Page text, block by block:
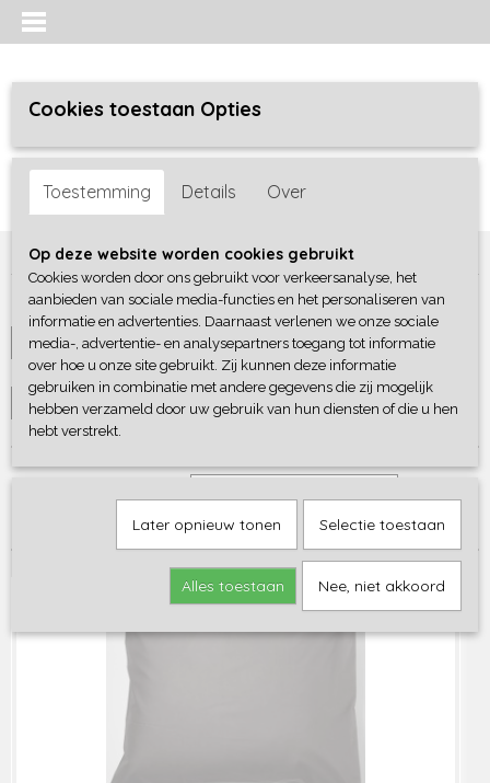
Inloggen Registreren
Home >Bedtextiel> Kussenslopen
Maat
Selecteer 1 of meerdere
opties
Merk
Selecteer 1 of meerdere
opties
Cookies toestaan Opties
Toestemming Details Over
Op deze website worden cookies gebruikt
Cookies worden door ons gebruikt voor verkeersanalyse, het
aanbieden van sociale media-functies en het personaliseren van
informatie en advertenties. Daarnaast verlenen we onze sociale
media-, advertentie- en analysepartners toegang tot informatie
over hoe u onze site gebruikt. Zij kunnen deze informatie
gebruiken in combinatie met andere gegevens die zij mogelijk
hebben verzameld door uw gebruik van hun diensten of die u hen
hebt verstrekt.
Later opnieuw tonen Selectie toestaan
Alles toestaan Nee, niet akkoord